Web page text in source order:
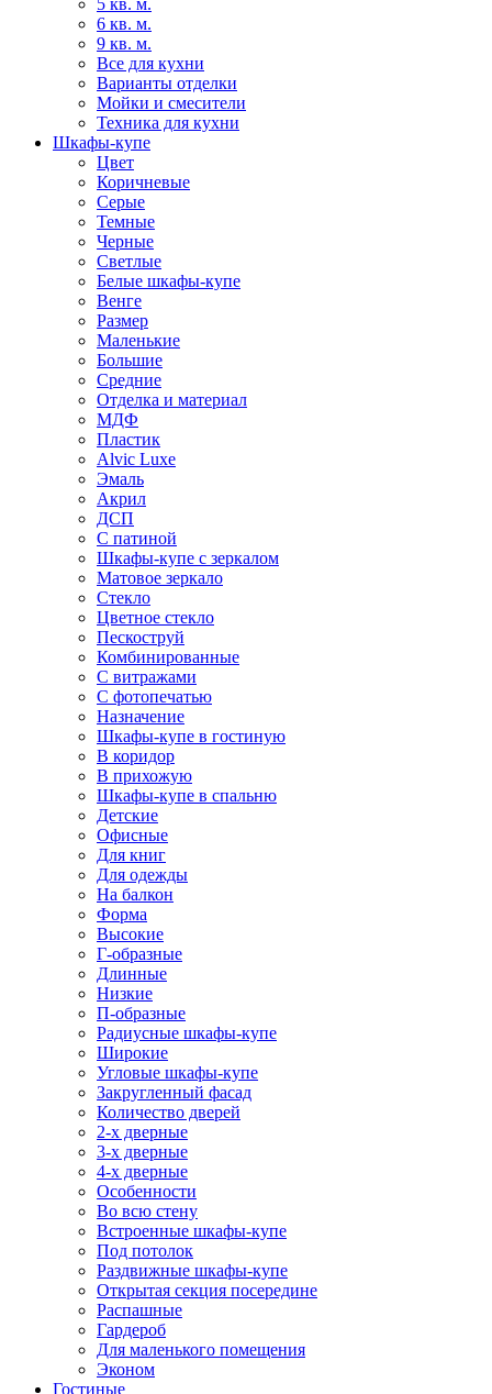
5 кв. м.
6 кв. м.
9 кв. м.
Все для кухни
Варианты отделки
Мойки и смесители
Техника для кухни
Шкафы-купе
Цвет
Коричневые
Серые
Темные
Черные
Светлые
Белые шкафы-купе
Венге
Размер
Маленькие
Большие
Средние
Отделка и материал
МДФ
Пластик
Alvic Luxe
Эмаль
Акрил
ДСП
С патиной
Шкафы-купе с зеркалом
Матовое зеркало
Стекло
Цветное стекло
Пескоструй
Комбинированные
С витражами
С фотопечатью
Назначение
Шкафы-купе в гостиную
В коридор
В прихожую
Шкафы-купе в спальню
Детские
Офисные
Для книг
Для одежды
На балкон
Форма
Высокие
Г-образные
Длинные
Низкие
П-образные
Радиусные шкафы-купе
Широкие
Угловые шкафы-купе
Закругленный фасад
Количество дверей
2-х дверные
3-х дверные
4-х дверные
Особенности
Во всю стену
Встроенные шкафы-купе
Под потолок
Раздвижные шкафы-купе
Открытая секция посередине
Распашные
Гардероб
Для маленького помещения
Эконом
Гостиные